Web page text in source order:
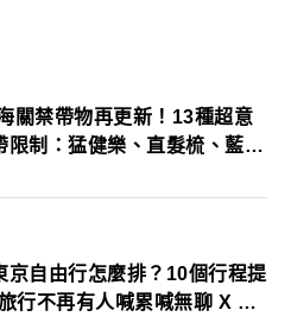
關禁帶物再更新！13種超意
限制：猛健樂、直髮梳、藍牙
意事項一次看！
京自由行怎麼排？10個行程提
行不再有人喊累喊無聊 X 爸